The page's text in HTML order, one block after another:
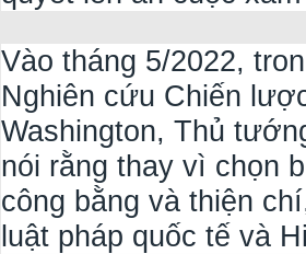
Vào tháng 5/2022,
Nghiên cứu Chiến
Washington, Thủ
nói rằng thay vì chọn
công bằng và thiện
luật pháp quốc tế và